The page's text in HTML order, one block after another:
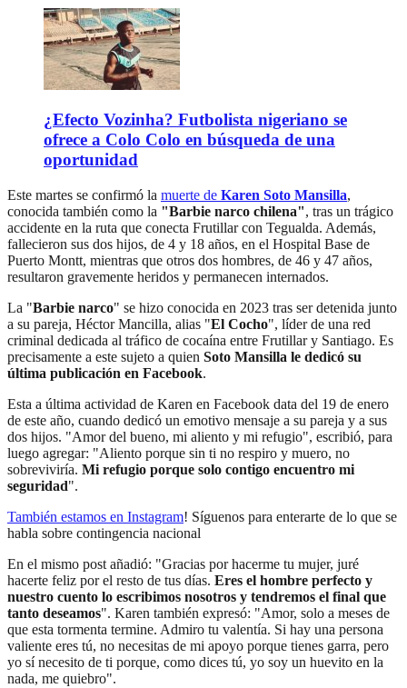
¿Efecto Vozinha? Futbolista nigeriano se
ofrece a Colo Colo en búsqueda de una
oportunidad
Este martes se confirmó la muerte de Karen Soto Mansilla,
conocida también como la "Barbie narco chilena", tras un trágico
accidente en la ruta que conecta Frutillar con Tegualda. Además,
fallecieron sus dos hijos, de 4 y 18 años, en el Hospital Base de
Puerto Montt, mientras que otros dos hombres, de 46 y 47 años,
resultaron gravemente heridos y permanecen internados.
La "Barbie narco" se hizo conocida en 2023 tras ser detenida junto
a su pareja, Héctor Mancilla, alias "El Cocho", líder de una red
criminal dedicada al tráfico de cocaína entre Frutillar y Santiago. Es
precisamente a este sujeto a quien Soto Mansilla le dedicó su
última publicación en Facebook.
Esta a última actividad de Karen en Facebook data del 19 de enero
de este año, cuando dedicó un emotivo mensaje a su pareja y a sus
dos hijos. "Amor del bueno, mi aliento y mi refugio", escribió, para
luego agregar: "Aliento porque sin ti no respiro y muero, no
sobreviviría. Mi refugio porque solo contigo encuentro mi
seguridad".
También estamos en Instagram! Síguenos para enterarte de lo que se
habla sobre contingencia nacional
En el mismo post añadió: "Gracias por hacerme tu mujer, juré
hacerte feliz por el resto de tus días. Eres el hombre perfecto y
nuestro cuento lo escribimos nosotros y tendremos el final que
tanto deseamos". Karen también expresó: "Amor, solo a meses de
que esta tormenta termine. Admiro tu valentía. Si hay una persona
valiente eres tú, no necesitas de mi apoyo porque tienes garra, pero
yo sí necesito de ti porque, como dices tú, yo soy un huevito en la
nada, me quiebro".